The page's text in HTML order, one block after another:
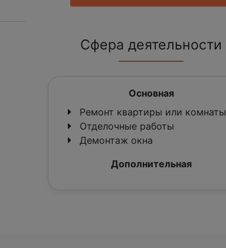
Сфера деятельности
Основная
Ремонт квартиры или комнаты
Отделочные работы
Демонтаж окна
Дополнительная